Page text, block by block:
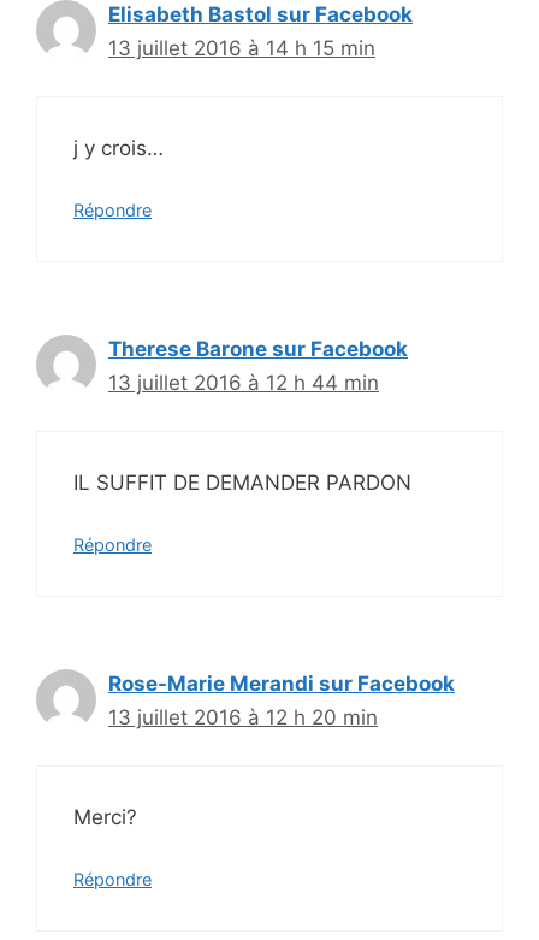
Elisabeth Bastol sur Facebook
13 juillet 2016 à 14 h 15 min
j y crois…
Répondre
Therese Barone sur Facebook
13 juillet 2016 à 12 h 44 min
IL SUFFIT DE DEMANDER PARDON
Répondre
Rose-Marie Merandi sur Facebook
13 juillet 2016 à 12 h 20 min
Merci?
Répondre